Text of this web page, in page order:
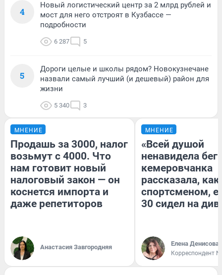
4
Новый логистический центр за 2 млрд рублей и
мост для него отстроят в Кузбассе —
подробности
6 287 5
5
Дороги целые и школы рядом? Новокузнечане
назвали самый лучший (и дешевый) район для
жизни
5 340 3
МНЕНИЕ
Продашь за 3000, налог
возьмут с 4000. Что
нам готовит новый
налоговый закон — он
коснется импорта и
даже репетиторов
Анастасия Завгородняя
МНЕНИЕ
«Всей душой
ненавидела
кемеровчанка
рассказала, как
спортсменом,
30 сидел на
Елена Денисова
Корреспондент